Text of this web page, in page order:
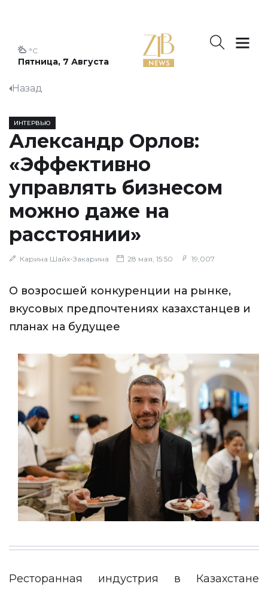
Пятница, 7 Августа
°C
Назад
ИНТЕРВЬЮ
Александр Орлов:
«Эффективно
управлять бизнесом
можно даже на
расстоянии»
Карина Шайх-Закарина 28 мая, 15:50 19,007
О возросшей конкуренции на рынке,
вкусовых предпочтениях казахстанцев и
планах на будущее
Ресторанная индустрия в Казахстане